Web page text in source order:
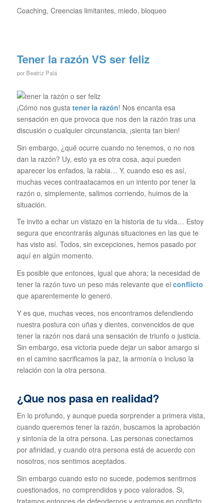
Coaching, Creencias limitantes, miedo, bloqueo
Tener la razón VS ser feliz
por Beatriz Palá
¡Cómo nos gusta tener la razón! Nos encanta esa
sensación en que provoca que nos den la razón tras una
discusión o cualquier circunstancia, ¡sienta tan bien!
Sin embargo, ¿qué ocurre cuando no tenemos, o no nos
dan la razón? Uy, esto ya es otra cosa, aquí pueden
aparecer los enfados, la rabia… Y, cuando eso es así,
muchas veces contraatacamos en un intento por tener la
razón o, simplemente, salimos corriendo, huimos de la
situación.
Te invito a echar un vistazo en la historia de tu vida… Estoy
segura que encontrarás algunas situaciones en las que te
has visto así. Todos, sin excepciones, hemos pasado por
aquí en algún momento.
Es posible que entonces, igual que ahora; la necesidad de
tener la razón tuvo un peso más relevante que el conflicto
que aparentemente lo generó.
Y es que, muchas veces, nos encontramos defendiendo
nuestra postura con uñas y dientes, convencidos de que
tener la razón nos dará una sensación de triunfo o justicia.
Sin embargo, esa victoria puede dejar un sabor amargo si
en el camino sacrificamos la paz, la armonía o incluso la
relación con la otra persona.
¿Que nos pasa en realidad?
En lo profundo, y aunque pueda sorprender a primera vista,
cuando queremos tener la razón, buscamos la aprobación
y sintonía de la otra persona. Las personas conectamos
por afinidad, y cuando otra persona está de acuerdo con
nosotros, nos sentimos aceptados.
Sin embargo cuando esto no sucede, podemos sentirnos
cuestionados, no comprendidos y poco valorados. Si,